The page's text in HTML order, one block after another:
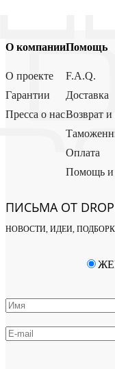
О компании
О проекте
Гарантии
Пресса о нас
Помощь
F.A.Q.
Доставка
Возврат и
Оплата
Помощь и
ПИСЬМА ОТ
НОВОСТИ, ИДЕИ,